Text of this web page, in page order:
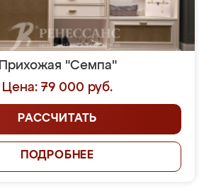
Прихожая "Семпа"
Цена: 79 000 руб.
РАССЧИТАТЬ
ПОДРОБНЕЕ